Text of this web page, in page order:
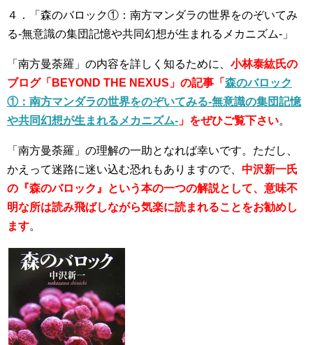
４．「森のバロック①：南方マンダラの世界をのぞいてみ
る-無意識の集団記憶や共同幻想が生まれるメカニズム-」
「南方曼荼羅」の内容を詳しく知るために、 小林泰紘氏の
ブログ「BEYOND THE NEXUS」の記事「 森のバロック
①：南方マンダラの世界をのぞいてみる-無意識の集団記憶
や共同幻想が生まれるメカニズム- 」をぜひご覧下さい。
「南方曼荼羅」の理解の一助となれば幸いです。ただし、
かえって迷路に迷い込む恐れもありますので、 中沢新一氏
の『森のバロック』という本の一つの解説として、意味不
明な所は読み飛ばしながら気楽に読まれることをお勧めし
ます。